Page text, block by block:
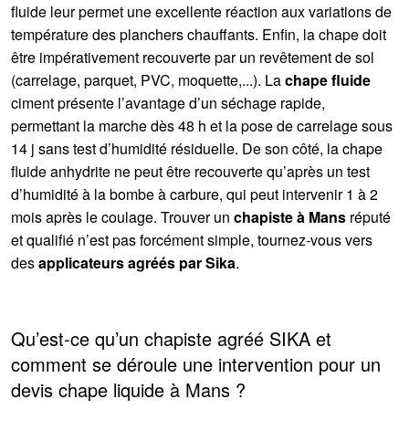
fluide leur permet une excellente réaction aux variations de
température des planchers chauffants. Enfin, la chape doit
être impérativement recouverte par un revêtement de sol
(carrelage, parquet, PVC, moquette,...). Lachape fluide
ciment présente l’avantage d’un séchage rapide,
permettant la marche dès 48 h et la pose de carrelage sous
14 j sans test d’humidité résiduelle. De son côté, la chape
fluide anhydrite ne peut être recouverte qu’après un test
d’humidité à la bombe à carbure, qui peut intervenir 1 à 2
mois après le coulage. Trouver un chapiste à Mans réputé
et qualifié n’est pas forcément simple, tournez-vous vers
desapplicateurs agréés par Sika.
Qu’est-ce qu’un chapiste agréé SIKA et
comment se déroule une intervention pour un
devis chape liquide à Mans ?